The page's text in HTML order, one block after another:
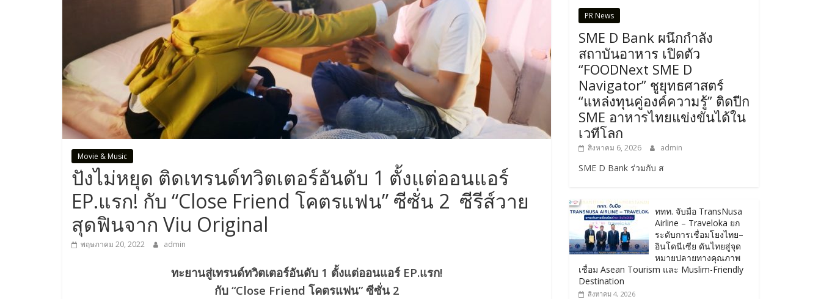
Movie & Music
ปังไม่หยุด ติดเทรนด์ทวิตเตอร์อันดับ 1 ตั้งแต่ออนแอร์
EP.แรก! กับ “Close Friend โคตรแฟน” ซีซั่น 2 ซีรีส์วาย
สุดฟินจาก Viu Original
พฤษภาคม 20, 2022 admin
ทะยานสู่เทรนด์ทวิตเตอร์อันดับ 1 ตั้งแต่ออนแอร์ EP.แรก!
กับ “Close Friend โคตรแฟน” ซีซั่น 2
PR News
SME D Bank ผนึกกำลัง
สถาบันอาหาร เปิดตัว
“FOODNext SME D
Navigator” ชูยุทธศาสตร์
“แหล่งทุนคู่องค์ความรู้” ติดปีก
SME อาหารไทยแข่งขันได้ใน
เวทีโลก
สิงหาคม 6, 2026 admin
SME D Bank ร่วมกับ ส
ททท. จับมือ TransNusa
Airline – Traveloka ยก
ระดับการเชื่อมโยงไทย–
อินโดนีเซีย ดันไทยสู่จุด
หมายปลายทางคุณภาพ
เชื่อม Asean Tourism และ Muslim-Friendly
Destination
สิงหาคม 4, 2026